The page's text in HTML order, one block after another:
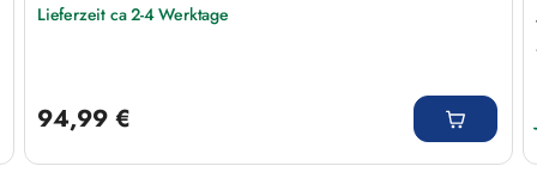
Lieferzeit ca 2-4 Werktage
94,99 €